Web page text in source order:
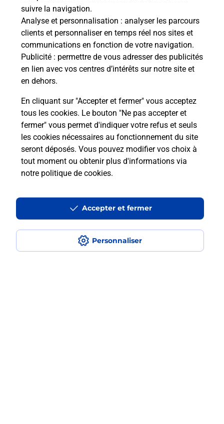
suivre la navigation.
Analyse et personnalisation : analyser les parcours
clients et personnaliser en temps réel nos sites et
communications en fonction de votre navigation.
Publicité : permettre de vous adresser des publicités
en lien avec vos centres d’intérêts sur notre site et
en dehors.
En cliquant sur "Accepter et fermer" vous acceptez
tous les cookies. Le bouton "Ne pas accepter et
fermer" vous permet d'indiquer votre refus et seuls
les cookies nécessaires au fonctionnement du site
seront déposés. Vous pouvez modifier vos choix à
tout moment ou obtenir plus d'informations via
notre politique de cookies.
Personnaliser
Accepter et fermer
Questions fréquemment posées
Quel réseau utilise La Poste Mobile ?
Est-ce que je peux garder mon
Est-ce que je peux bénéficier de la 5G
avec La Poste Mobile ?
Est-ce que je peux utiliser mon forfait
à l’étranger avec La Poste Mobile ?
Est-ce que je peux payer mon
smartphone Samsung en plusieurs
Est-ce que je peux assurer mon